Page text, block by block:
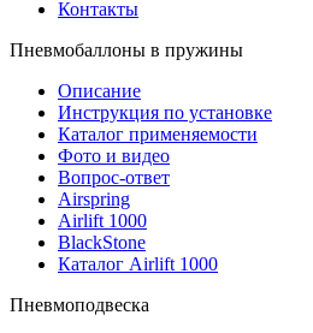
Контакты
Пневмобаллоны в пружины
Описание
Инструкция по установке
Каталог применяемости
Фото и видео
Вопрос-ответ
Airspring
Airlift 1000
BlackStone
Каталог Airlift 1000
Пневмоподвеска